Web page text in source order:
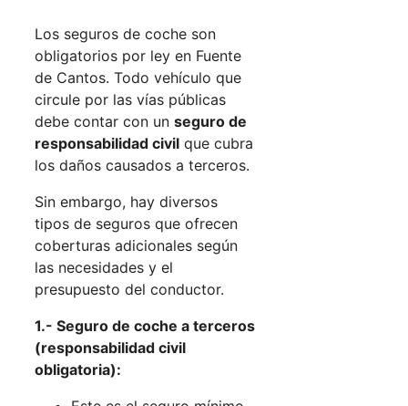
Los seguros de coche son
obligatorios por ley en Fuente
de Cantos. Todo vehículo que
circule por las vías públicas
debe contar con un seguro de
responsabilidad civil que cubra
los daños causados a terceros.
Sin embargo, hay diversos
tipos de seguros que ofrecen
coberturas adicionales según
las necesidades y el
presupuesto del conductor.
1.- Seguro de coche a terceros
(responsabilidad civil
obligatoria):